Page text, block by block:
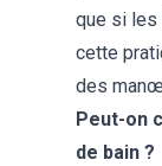
que si les
cette
des
Peut-on
de bain ?